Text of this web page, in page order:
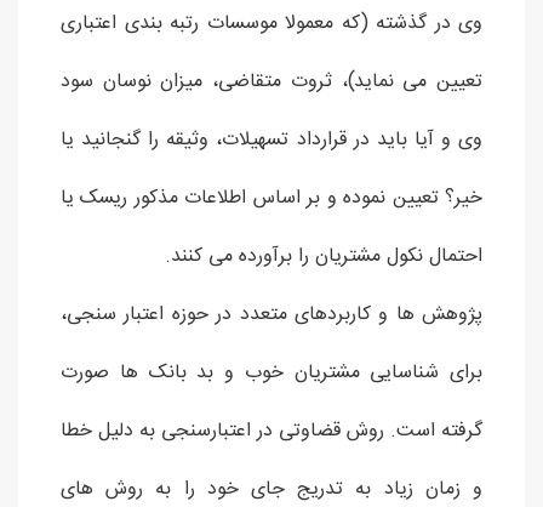
وی در گذشته (که معمولا موسسات رتبه بندی اعتباری
تعیین می نماید)، ثروت متقاضی، میزان نوسان سود
وی و آیا باید در قرارداد تسهیلات، وثیقه را گنجانید یا
خیر؟ تعیین نموده و بر اساس اطلاعات مذکور ریسک یا
احتمال نکول مشتریان را برآورده می کنند.
پژوهش ها و کاربردهای متعدد در حوزه اعتبار سنجی،
برای شناسایی مشتریان خوب و بد بانک ها صورت
گرفته است. روش قضاوتی در اعتبارسنجی به دلیل خطا
و زمان زیاد به تدریج جای خود را به روش های